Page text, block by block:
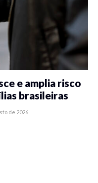
e amplia risco
brasileiras
de 2026